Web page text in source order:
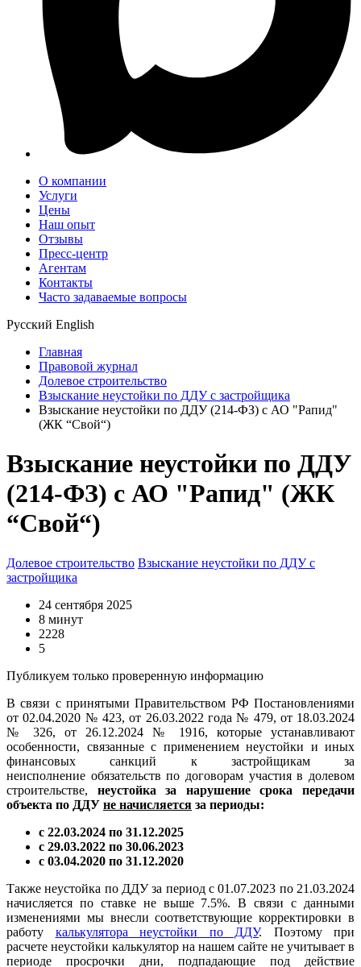
О компании
Услуги
Цены
Наш опыт
Отзывы
Пресс-центр
Агентам
Контакты
Часто задаваемые вопросы
Русский English
Главная
Правовой журнал
Долевое строительство
Взыскание неустойки по ДДУ с застройщика
Взыскание неустойки по ДДУ (214-ФЗ) с АО "Рапид"
(ЖК “Свой“)
Взыскание неустойки по ДДУ
(214-ФЗ) с АО "Рапид" (ЖК
“Свой“)
Долевое строительство Взыскание неустойки по ДДУ с
застройщика
24 сентября 2025
8 минут
2228
5
Публикуем только проверенную информацию
В связи с принятыми Правительством РФ Постановлениями
от 02.04.2020 № 423, от 26.03.2022 года № 479, от 18.03.2024
№ 326, от 26.12.2024 № 1916, которые устанавливают
особенности, связанные с применением неустойки и иных
финансовых санкций к застройщикам за
неисполнение обязательств по договорам участия в долевом
строительстве, неустойка за нарушение срока передачи
объекта по ДДУ не начисляется за периоды:
с 22.03.2024 по 31.12.2025
с 29.03.2022 по 30.06.2023
с 03.04.2020 по 31.12.2020
Также неустойка по ДДУ за период с 01.07.2023 по 21.03.2024
начисляется по ставке не выше 7.5%. В связи с данными
изменениями мы внесли соответствующие корректировки в
работу калькулятора неустойки по ДДУ. Поэтому при
расчете неустойки калькулятор на нашем сайте не учитывает в
периоде просрочки дни, подпадающие под действие